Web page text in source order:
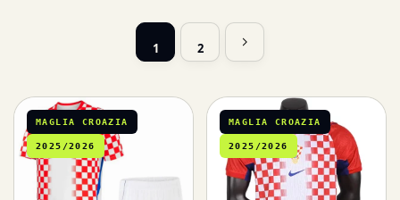
1 2
MAGLIA CROAZIA
2025/2026
MAGLIA CROAZIA
2025/2026